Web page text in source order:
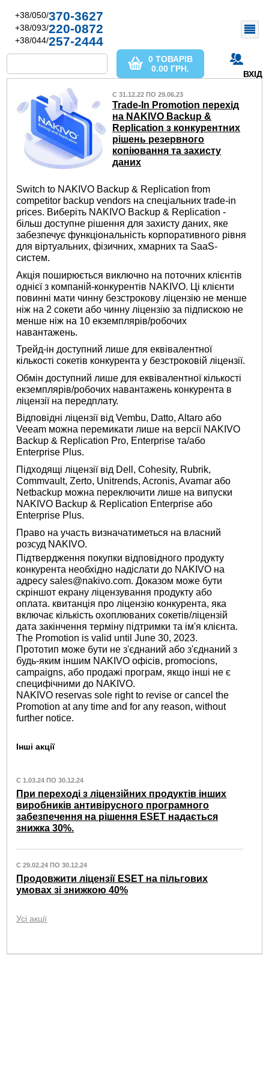
+38/050/370-3627
+38/093/220-0872
+38/044/257-2444
ВХІД
0 ТОВАРІВ
0.00 ГРН.
С 31.12.22 ПО 29.06.23
Trade-In Promotion перехід
на NAKIVO Backup &
Replication з конкурентних
рішень резервного
копіювання та захисту
даних
Switch to NAKIVO Backup & Replication from
competitor backup vendors на спеціальних trade-in
prices. Виберіть NAKIVO Backup & Replication -
більш доступне рішення для захисту даних, яке
забезпечує функціональність корпоративного рівня
для віртуальних, фізичних, хмарних та SaaS-
систем.
Акція поширюється виключно на поточних клієнтів
однієї з компаній-конкурентів NAKIVO. Ці клієнти
повинні мати чинну безстрокову ліцензію не менше
ніж на 2 сокети або чинну ліцензію за підпискою не
менше ніж на 10 екземплярів/робочих
навантажень.
Трейд-ін доступний лише для еквівалентної
кількості сокетів конкурента у безстроковій ліцензії.
Обмін доступний лише для еквівалентної кількості
екземплярів/робочих навантажень конкурента в
ліцензії на передплату.
Відповідні ліцензії від Vembu, Datto, Altaro або
Veeam можна перемикати лише на версії NAKIVO
Backup & Replication Pro, Enterprise та/або
Enterprise Plus.
Підходящі ліцензії від Dell, Cohesity, Rubrik,
Commvault, Zerto, Unitrends, Acronis, Avamar або
Netbackup можна переключити лише на випуски
NAKIVO Backup & Replication Enterprise або
Enterprise Plus.
Право на участь визначатиметься на власний
розсуд NAKIVO.
Підтвердження покупки відповідного продукту
конкурента необхідно надіслати до NAKIVO на
адресу sales@nakivo.com. Доказом може бути
скріншот екрану ліцензування продукту або
оплата. квитанція про ліцензію конкурента, яка
включає кількість охоплюваних сокетів/ліцензій
дата закінчення терміну підтримки та ім'я клієнта.
The Promotion is valid until June 30, 2023.
Прототип може бути не з'єднаний або з'єднаний з
будь-яким іншим NAKIVO офісів, promocions,
campaigns, або продажі програм, якщо інші не є
специфічними до NAKIVO.
NAKIVO reservas sole right to revise or cancel the
Promotion at any time and for any reason, without
further notice.
Інші акції
С 1.03.24 ПО 30.12.24
При переході з ліцензійних продуктів інших
виробників антивірусного програмного
забезпечення на рішення ESET надається
знижка 30%.
С 29.02.24 ПО 30.12.24
Продовжити ліцензії ESET на пільгових
умовах зі знижкою 40%
Усі акції